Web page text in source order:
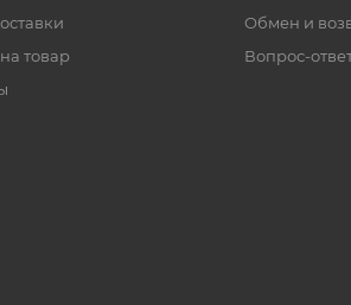
товар
Обмен и
Вопрос-